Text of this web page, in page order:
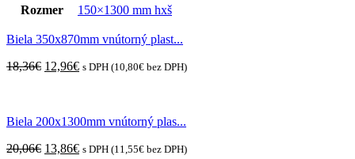
Rozmer 150×1300 mm hxš
Biela 350x870mm vnútorný plast...
18,36€ Original
12,96€Current
s DPH (10,80€ bez DPH)
Biela 200x1300mm vnútorný plas...
20,06€ Original
13,86€Current
s DPH (11,55€ bez DPH)